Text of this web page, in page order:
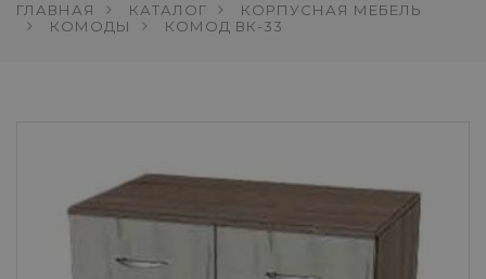
ГЛАВНАЯ КАТАЛОГ
КОРПУСНАЯ МЕБЕЛЬ
КОМОДЫ
КОМОД ВК-33